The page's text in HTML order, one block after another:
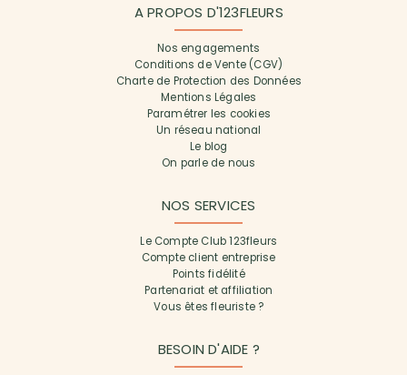
A PROPOS D'123FLEURS
Nos engagements
Conditions de Vente (CGV)
Charte de Protection des Données
Mentions Légales
Paramétrer les cookies
Un réseau national
Le blog
On parle de nous
NOS SERVICES
Le Compte Club 123fleurs
Compte client entreprise
Points fidélité
Partenariat et affiliation
Vous êtes fleuriste ?
BESOIN D'AIDE ?